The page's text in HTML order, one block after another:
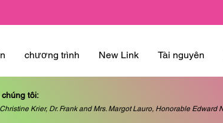
chương trình New Link Tài nguyên
tôi:
Krier, Dr. Frank and Mrs. Margot Lauro, Honorable